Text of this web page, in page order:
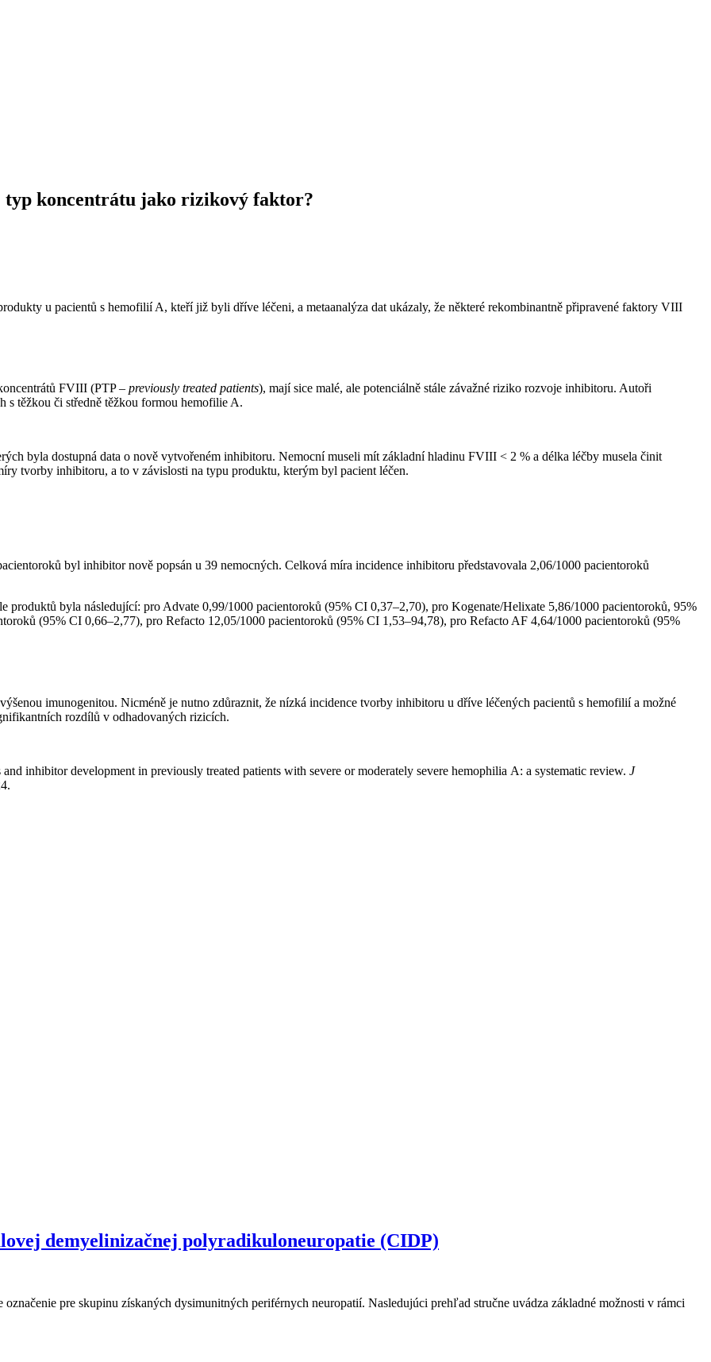
koncentrátu jako rizikový faktor?
u pacientů s hemofilií A, kteří již byli dříve léčeni, a metaanalýza dat ukázaly, že některé rekombinantně připravené faktory VIII
FVIII (PTP –⁠ previously treated patients), mají sice malé, ale potenciálně stále závažné riziko rozvoje inhibitoru. Autoři
s těžkou či středně těžkou formou hemofilie A.
byla dostupná data o nově vytvořeném inhibitoru. Nemocní museli mít základní hladinu FVIII < 2 % a délka léčby musela činit
tvorby inhibitoru, a to v závislosti na typu produktu, kterým byl pacient léčen.
byl inhibitor nově popsán u 39 nemocných. Celková míra incidence inhibitoru představovala 2,06/1000 pacientoroků
produktů byla následující: pro Advate 0,99/1000 pacientoroků (95% CI 0,37–2,70), pro Kogenate/Helixate 5,86/1000 pacientoroků, 95%
(95% CI 0,66–2,77), pro Refacto 12,05/1000 pacientoroků (95% CI 1,53–94,78), pro Refacto AF 4,64/1000 pacientoroků (95%
imunogenitou. Nicméně je nutno zdůraznit, že nízká incidence tvorby inhibitoru u dříve léčených pacientů s hemofilií a možné
rozdílů v odhadovaných rizicích.
inhibitor development in previously treated patients with severe or moderately severe hemophilia A: a systematic review. J
demyelinizačnej polyradikuloneuropatie (CIDP)
pre skupinu získaných dysimunitných periférnych neuropatií. Nasledujúci prehľad stručne uvádza základné možnosti v rámci